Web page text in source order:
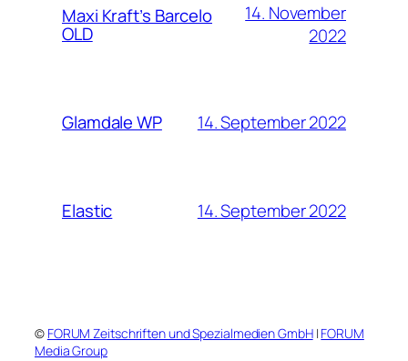
Maxi Kraft’s Barcelo
OLD
14. November
2022
Glamdale WP 14. September 2022
Elastic 14. September 2022
© FORUM Zeitschriften und Spezialmedien GmbH| FORUM
Media Group